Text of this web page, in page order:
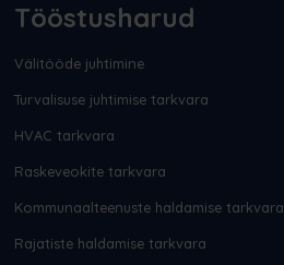
Tööstusharud
Välitööde juhtimine
Turvalisuse juhtimise tarkvara
HVAC tarkvara
Raskeveokite tarkvara
Kommunaalteenuste haldamise tarkvara
Rajatiste haldamise tarkvara